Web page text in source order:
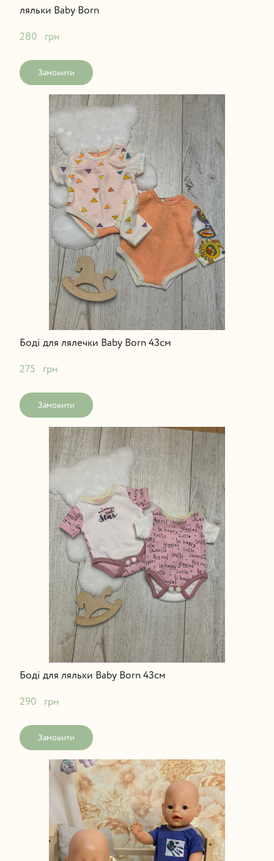
ляльки Baby Born
280   грн
Замовити
Боді для лялечки Baby Born 43см
275   грн
Замовити
Боді для ляльки Baby Born 43см
290   грн
Замовити